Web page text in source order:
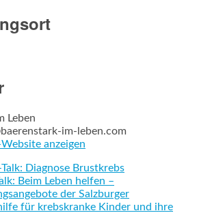
Leben
im-leben.com
anzeigen
Diagnose Brustkrebs
Beim Leben helfen –
der Salzburger
für krebskranke Kinder und ihre